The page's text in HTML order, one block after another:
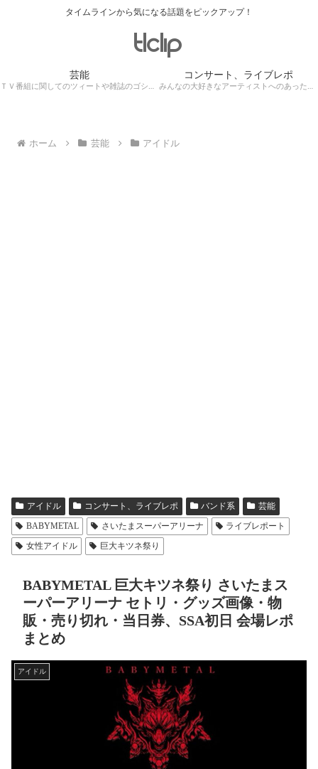
タイムラインから気になる話題をピックアップ！
芸能
ＴＶ番組に関してのツィートや雑誌のゴシップ記事、芸能人目撃情報・ロケ現場遭遇・・・
コンサート、ライブレポ
みんなの大好きなアーティストへのあったかぁ～い思いをツイッターレポートに保存！
ホーム 芸能 アイドル
アイドル コンサート、ライブレポ バンド系
芸能
BABYMETAL
さいたまスーパーアリーナ
ライブレポート
女性アイドル
巨大キツネ祭り
BABYMETAL 巨大キツネ祭り さいたまス
ーパーアリーナ セトリ・グッズ画像・物
販・売り切れ・当日券、SSA初日 会場レポ
まとめ
アイドル